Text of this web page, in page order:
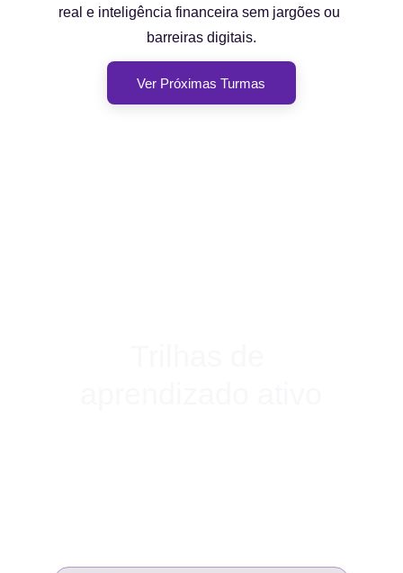
Ver Próximas Turmas
real e inteligência financeira sem jargões ou
barreiras digitais.